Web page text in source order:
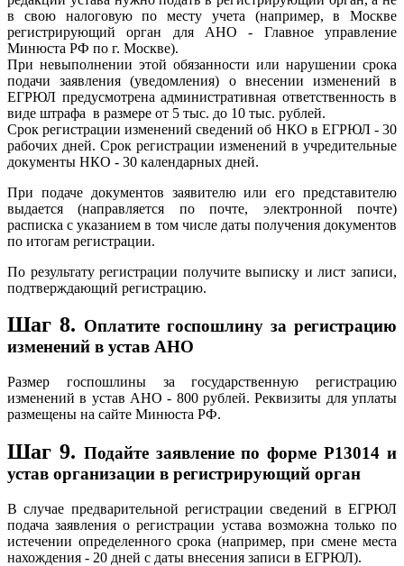
в свою налоговую по месту учета (например, в Москве
регистрирующий орган для АНО - Главное управление
Минюста РФ по г. Москве).
При невыполнении этой обязанности или нарушении срока
подачи заявления (уведомления) о внесении изменений в
ЕГРЮЛ предусмотрена административная ответственность в
виде штрафа в размере от 5 тыс. до 10 тыс. рублей.
Срок регистрации изменений сведений об НКО в ЕГРЮЛ - 30
рабочих дней. Срок регистрации изменений в учредительные
документы НКО - 30 календарных дней.
При подаче документов заявителю или его представителю
выдается (направляется по почте, электронной почте)
расписка с указанием в том числе даты получения документов
по итогам регистрации.
По результату регистрации получите выписку и лист записи,
подтверждающий регистрацию.
Шаг 8. Оплатите госпошлину за регистрацию
изменений в устав АНО
Размер госпошлины за государственную регистрацию
изменений в устав АНО - 800 рублей. Реквизиты для уплаты
размещены на сайте Минюста РФ.
Шаг 9. Подайте заявление по форме Р13014 и
устав организации в регистрирующий орган
В случае предварительной регистрации сведений в ЕГРЮЛ
подача заявления о регистрации устава возможна только по
истечении определенного срока (например, при смене места
нахождения - 20 дней с даты внесения записи в ЕГРЮЛ).